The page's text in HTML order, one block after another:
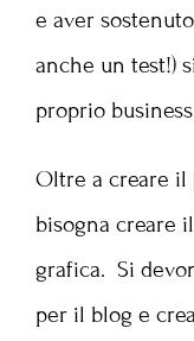
e aver sostenuto
anche un test!)
proprio
Oltre a creare il
bisogna creare
grafica. Si
per il blog e